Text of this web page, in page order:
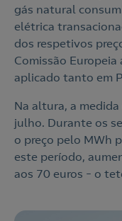
gás natural
elétrica
dos respetivos
Comissão
aplicado tanto em
Na altura, a
julho. Durante os
o preço pelo MWh
este período,
aos 70 euros – o